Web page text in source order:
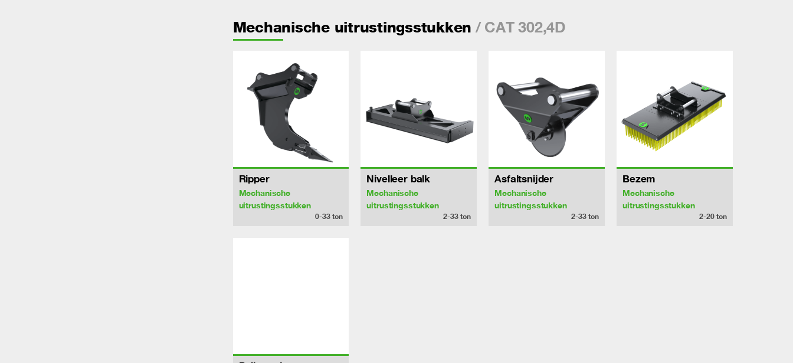
Mechanische uitrustingsstukken / CAT 302,4D
Ripper
Mechanische
uitrustingsstukken
0-33ton
Nivelleer balk
Mechanische
uitrustingsstukken
2-33ton
Asfaltsnijder
Mechanische
uitrustingsstukken
2-33ton
Bezem
Mechanische
uitrustingsstukken
2-20 ton